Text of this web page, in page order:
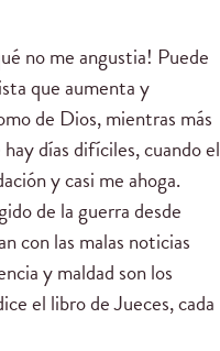
no me angustia! Puede
que aumenta y
de Dios, mientras más
días difíciles, cuando el
y casi me ahoga.
de la guerra desde
con las malas noticias
y maldad son los
el libro de Jueces, cada